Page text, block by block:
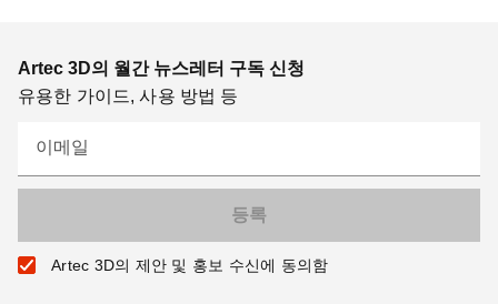
Artec 3D의 월간 뉴스레터 구독 신청
유용한 가이드, 사용 방법 등
이메일
Artec 3D의 제안 및 홍보 수신에 동의함